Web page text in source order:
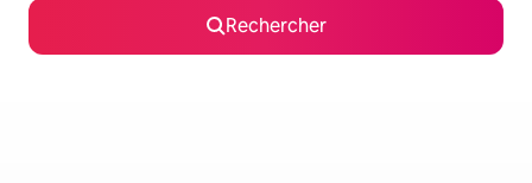
Rechercher